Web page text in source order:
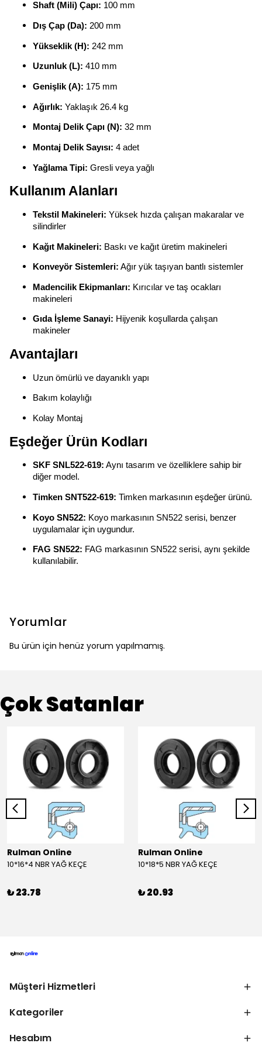
Shaft (Mili) Çapı: 100 mm
Dış Çap (Da): 200 mm
Yükseklik (H): 242 mm
Uzunluk (L): 410 mm
Genişlik (A): 175 mm
Ağırlık: Yaklaşık 26.4 kg
Montaj Delik Çapı (N): 32 mm
Montaj Delik Sayısı: 4 adet
Yağlama Tipi: Gresli veya yağlı
Kullanım Alanları
Tekstil Makineleri: Yüksek hızda çalışan makaralar ve
silindirler
Kağıt Makineleri: Baskı ve kağıt üretim makineleri
Konveyör Sistemleri: Ağır yük taşıyan bantlı sistemler
Madencilik Ekipmanları: Kırıcılar ve taş ocakları
makineleri
Gıda İşleme Sanayi: Hijyenik koşullarda çalışan
makineler
Avantajları
Uzun ömürlü ve dayanıklı yapı
Bakım kolaylığı
Kolay Montaj
Eşdeğer Ürün Kodları
SKF SNL522-619: Aynı tasarım ve özelliklere sahip bir
diğer model.
Timken SNT522-619: Timken markasının eşdeğer ürünü.
Koyo SN522: Koyo markasının SN522 serisi, benzer
uygulamalar için uygundur.
FAG SN522: FAG markasının SN522 serisi, aynı şekilde
kullanılabilir.
Yorumlar
Bu ürün için henüz yorum yapılmamış.
Çok Satanlar
Rulman Online
10*16*4 NBR YAĞ KEÇE
₺ 23.78
Rulman Online
10*18*5 NBR YAĞ KEÇE
₺ 20.93
Müşteri Hizmetleri
Kategoriler
Hesabım